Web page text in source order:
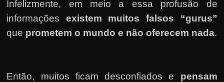
Infelizmente, em meio a essa profusão de
informações existem muitos falsos “gurus”
que prometem o mundo e não oferecem nada.
Então, muitos ficam desconfiados e pensam